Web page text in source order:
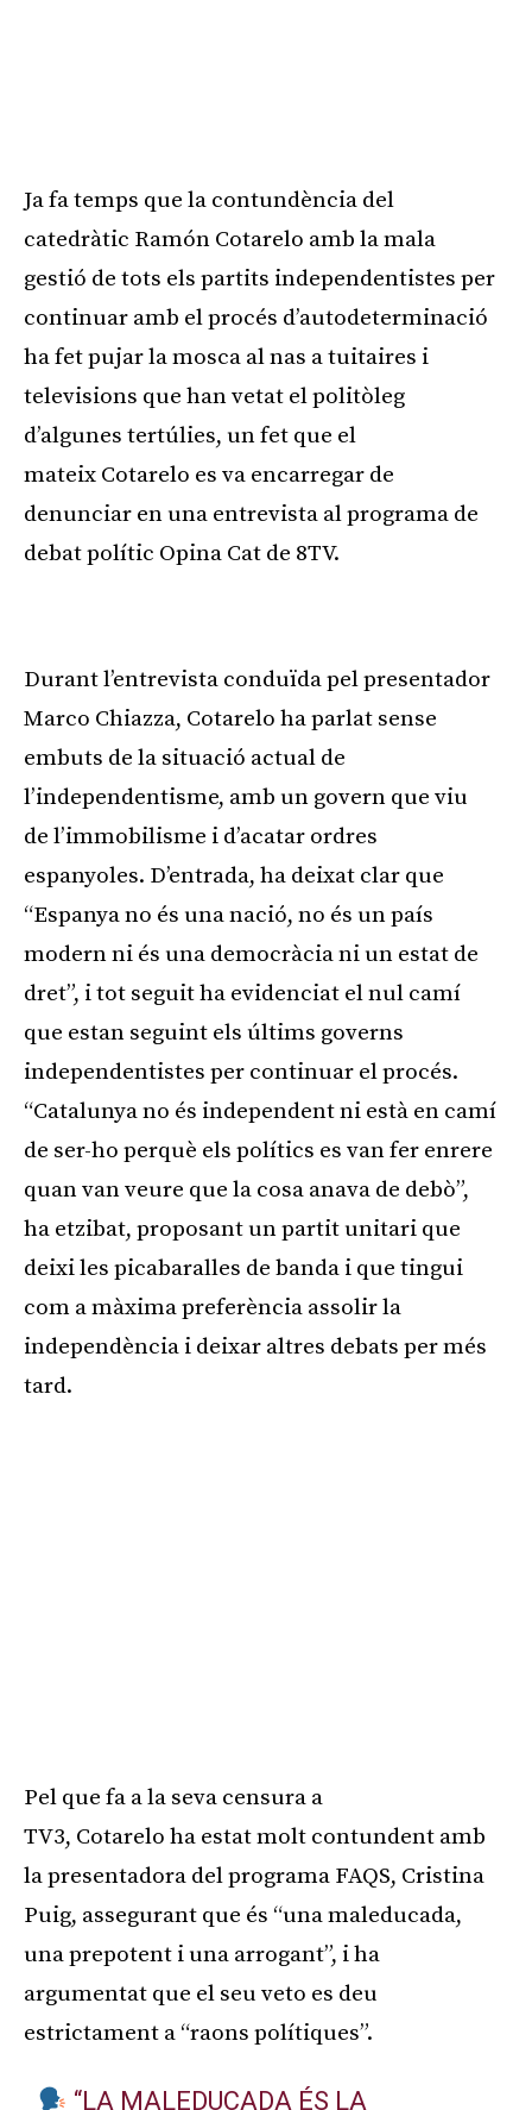
Ja fa temps que la contundència del
catedràtic Ramón Cotarelo amb la mala
gestió de tots els partits independentistes per
continuar amb el procés d’autodeterminació
ha fet pujar la mosca al nas a tuitaires i
televisions que han vetat el politòleg
d’algunes tertúlies, un fet que el
mateix Cotarelo es va encarregar de
denunciar en una entrevista al programa de
debat polític Opina Cat de 8TV.
Durant l’entrevista conduïda pel presentador
Marco Chiazza, Cotarelo ha parlat sense
embuts de la situació actual de
l’independentisme, amb un govern que viu
de l’immobilisme i d’acatar ordres
espanyoles. D’entrada, ha deixat clar que
“Espanya no és una nació, no és un país
modern ni és una democràcia ni un estat de
dret”, i tot seguit ha evidenciat el nul camí
que estan seguint els últims governs
independentistes per continuar el procés.
“Catalunya no és independent ni està en camí
de ser-ho perquè els polítics es van fer enrere
quan van veure que la cosa anava de debò”,
ha etzibat, proposant un partit unitari que
deixi les picabaralles de banda i que tingui
com a màxima preferència assolir la
independència i deixar altres debats per més
tard.
Pel que fa a la seva censura a
TV3, Cotarelo ha estat molt contundent amb
la presentadora del programa FAQS, Cristina
Puig, assegurant que és “una maleducada,
una prepotent i una arrogant”, i ha
argumentat que el seu veto es deu
estrictament a “raons polítiques”.
“LA MALEDUCADA ÉS LA